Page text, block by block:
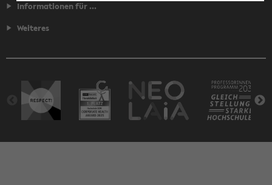
Informationen für ...
Weiteres